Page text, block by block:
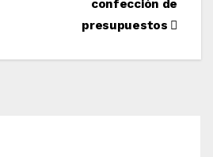
confección de
presupuestos